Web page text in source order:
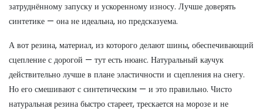
затруднённому запуску и ускоренному износу. Лучше доверять
синтетике — она не идеальна, но предсказуема.
А вот резина, материал, из которого делают шины, обеспечивающий
сцепление с дорогой — тут есть нюанс. Натуральный каучук
действительно лучше в плане эластичности и сцепления на снегу.
Но его смешивают с синтетическим — и это правильно. Чисто
натуральная резина быстро стареет, трескается на морозе и не